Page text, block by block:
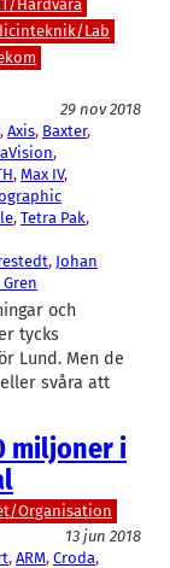
Hårdvara
Lab
29 nov 2018
, Axis, Baxter
, Max IV
, Tetra Pak
, Johan
och
tycks
Lund. Men de
svåra att
miljoner i
Organisation
13 jun 2018
, ARM, Croda